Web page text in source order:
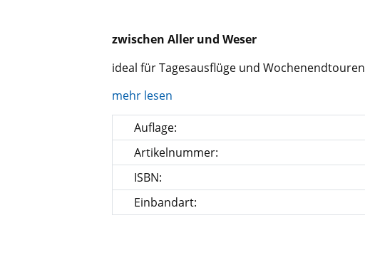
zwischen Aller und Weser
ideal für Tagesausflüge und Wochenendtouren
mehr lesen
Auflage:
Artikelnummer:
ISBN:
Einbandart: